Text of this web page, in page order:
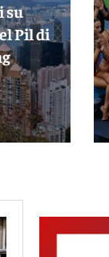
su
Pil di